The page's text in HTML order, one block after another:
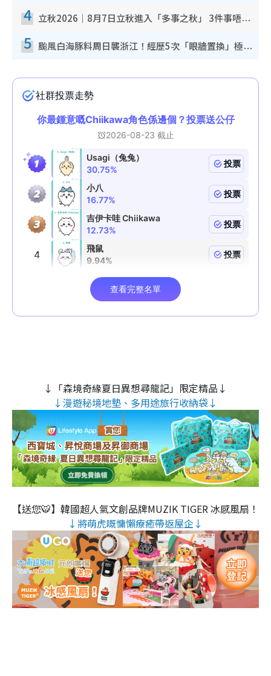
4 立秋2026｜8月7日立秋進入「多事之秋」 3件事唔做得！專家教6招開運 清枱頭／銀包納氣接好運
5 颱風白海豚料周日襲浙江！經歷5次「眼牆置換」極罕見 成登陸內地最長途颱風
↓「森境奇緣夏日異想尋龍記」限定精品↓
↓漫遊秘境地墊、多用途旅行收納袋↓
【送您🐯】韓國超人氣文創品牌MUZIK TIGER 冰感風扇！
↓將萌虎嘅慵懶療癒帶返屋企↓